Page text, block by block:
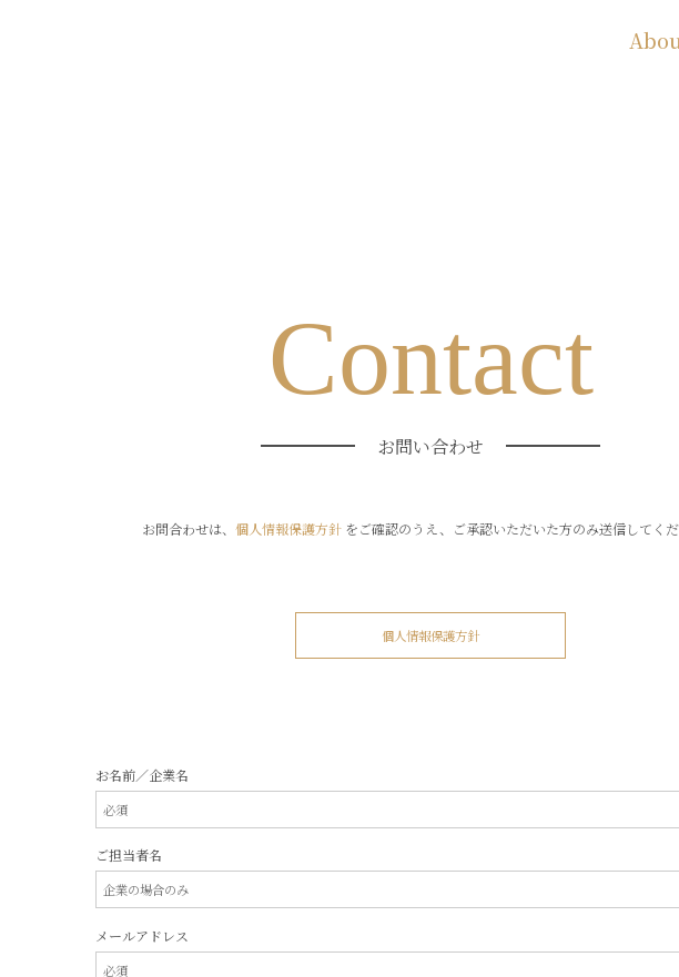
Contact
お問い合わせ
お問合わせは、 個人情報保護方針 をご確認のうえ、 ご承認いただいた方のみ送信してく
個人情報保護方針
お名前／企業名
ご担当者名
メールアドレス